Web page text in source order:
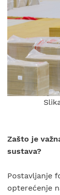
Zašto je
sustava?
Postavljanje
opterećenje